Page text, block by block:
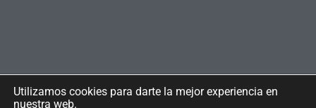
F
a
Y
o
I
n
W
h
Utilizamos cookies para darte la mejor experiencia en
nuestra web.